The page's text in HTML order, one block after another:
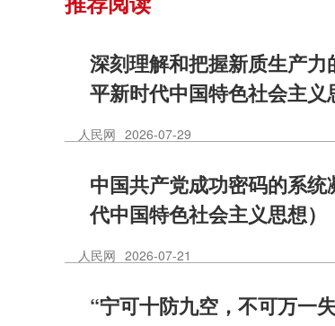
深刻理解和把握新质生产
平新时代中国特色社会主义
人民网 2026-07-29
中国共产党成功密码的系
代中国特色社会主义思想）
人民网 2026-07-21
“宁可十防九空，不可万一